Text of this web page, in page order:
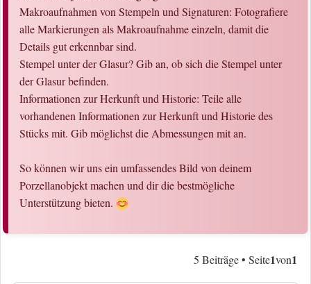
Makroaufnahmen von Stempeln und Signaturen: Fotografiere
alle Markierungen als Makroaufnahme einzeln, damit die
Details gut erkennbar sind.
Stempel unter der Glasur? Gib an, ob sich die Stempel unter
der Glasur befinden.
Informationen zur Herkunft und Historie: Teile alle
vorhandenen Informationen zur Herkunft und Historie des
Stücks mit. Gib möglichst die Abmessungen mit an.
So können wir uns ein umfassendes Bild von deinem
Porzellanobjekt machen und dir die bestmögliche
Unterstützung bieten.
5 Beiträge • Seite1von1